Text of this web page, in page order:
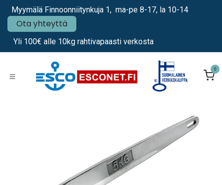
Siirry sisältöön
Myymälä Finnoonniitynkuja 1, ma-pe 8-17, la 10-14
Ota yhteyttä
Yli 100€ alle 10kg rahtivapaasti verkosta
0